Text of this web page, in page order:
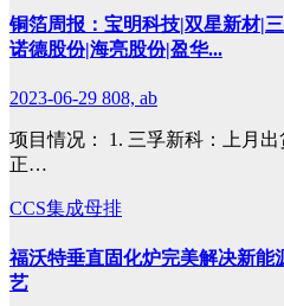
铜箔周报：宝明科技|双星新材|
诺德股份|海亮股份|盈华...
2023-06-29 808, ab
项目情况： 1. 三孚新科：上月
正…
CCS集成母排
福沃特垂直固化炉完美解决新能
艺